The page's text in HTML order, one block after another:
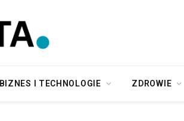
BIZNES I TECHNOLOGIE ZDROWIE